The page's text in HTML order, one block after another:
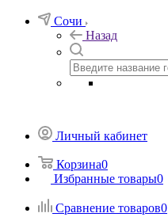
Сочи
Назад
Личный кабинет
Корзина0
Избранные товары0
Сравнение товаров0